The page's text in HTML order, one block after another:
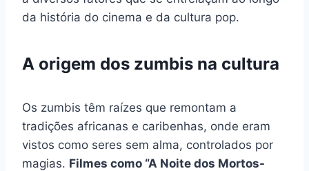
da história do cinema e da cultura pop.
A origem dos zumbis na cultura
Os zumbis têm raízes que remontam a
tradições africanas e caribenhas, onde eram
vistos como seres sem alma, controlados por
magias. Filmes como “A Noite dos Mortos-